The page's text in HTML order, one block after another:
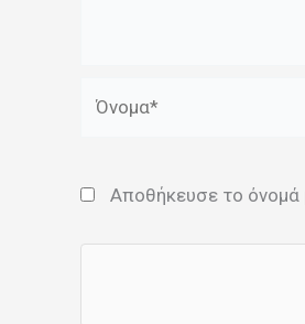
Αποθήκευσε το όνομά